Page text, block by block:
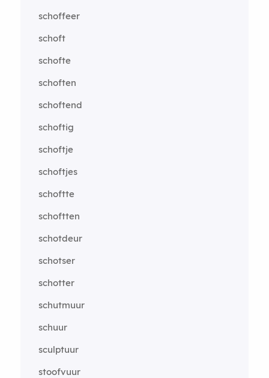
schoffeer
schoft
schofte
schoften
schoftend
schoftig
schoftje
schoftjes
schoftte
schoftten
schotdeur
schotser
schotter
schutmuur
schuur
sculptuur
stoofvuur